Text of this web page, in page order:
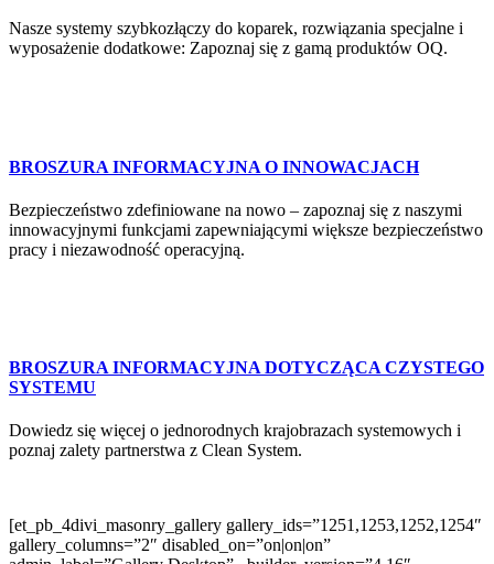
Nasze systemy szybkozłączy do koparek, rozwiązania specjalne i
wyposażenie dodatkowe: Zapoznaj się z gamą produktów OQ.
BROSZURA INFORMACYJNA O INNOWACJACH
Bezpieczeństwo zdefiniowane na nowo – zapoznaj się z naszymi
innowacyjnymi funkcjami zapewniającymi większe bezpieczeństwo
pracy i niezawodność operacyjną.
BROSZURA INFORMACYJNA DOTYCZĄCA CZYSTEGO
SYSTEMU
Dowiedz się więcej o jednorodnych krajobrazach systemowych i
poznaj zalety partnerstwa z Clean System.
[et_pb_4divi_masonry_gallery gallery_ids=”1251,1253,1252,1254″
gallery_columns=”2″ disabled_on=”on|on|on”